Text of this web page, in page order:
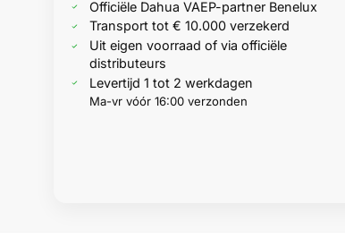
Officiële Dahua VAEP-partner Benelux
Transport tot € 10.000 verzekerd
Uit eigen voorraad of via officiële
distributeurs
Levertijd 1 tot 2 werkdagen
Ma-vr vóór 16:00 verzonden